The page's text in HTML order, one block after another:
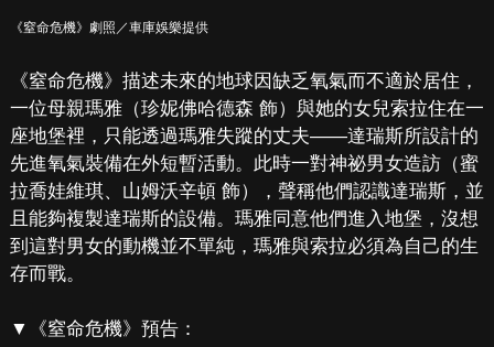
《窒命危機》劇照／車庫娛樂提供
《窒命危機》描述未來的地球因缺乏氧氣而不適於居住，
一位母親瑪雅（珍妮佛哈德森 飾）與她的女兒索拉住在一
座地堡裡，只能透過瑪雅失蹤的丈夫——達瑞斯所設計的
先進氧氣裝備在外短暫活動。此時一對神祕男女造訪（蜜
拉喬娃維琪、山姆沃辛頓 飾），聲稱他們認識達瑞斯，並
且能夠複製達瑞斯的設備。瑪雅同意他們進入地堡，沒想
到這對男女的動機並不單純，瑪雅與索拉必須為自己的生
存而戰。
▼《窒命危機》預告：